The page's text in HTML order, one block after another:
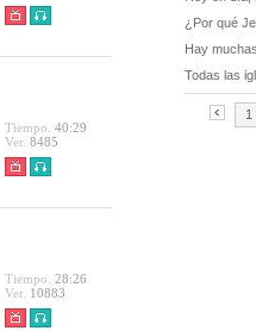
Tiempo. 40:29
Ver. 8485
Tiempo. 28:26
Ver. 10883